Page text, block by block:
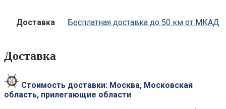
Доставка Бесплатная доставка до 50 км от МКАД
Доставка
Стоимость доставки: Москва, Московская
область, прилегающие области